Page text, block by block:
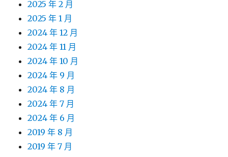
2025 年 2 月
2025 年 1 月
2024 年 12 月
2024 年 11 月
2024 年 10 月
2024 年 9 月
2024 年 8 月
2024 年 7 月
2024 年 6 月
2019 年 8 月
2019 年 7 月